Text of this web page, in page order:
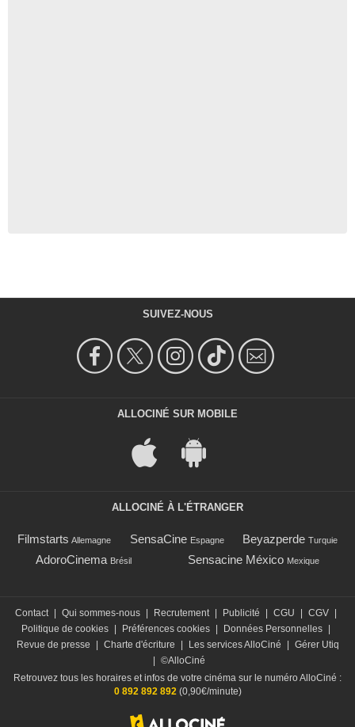
SUIVEZ-NOUS
ALLOCINÉ SUR MOBILE
ALLOCINÉ À L'ÉTRANGER
Filmstarts Allemagne SensaCine Espagne Beyazperde Turquie
AdoroCinema Brésil Sensacine México Mexique
Contact Qui sommes-nous Recrutement Publicité CGU CGV
Politique de cookies
Préférences cookies Données Personnelles
Revue de presse
Charte d'écriture Les services AlloCiné
Gérer Utiq
©AlloCiné
Retrouvez tous les horaires et infos de votre cinéma sur le numéro AlloCiné :
0 892 892 892(0,90€/minute)